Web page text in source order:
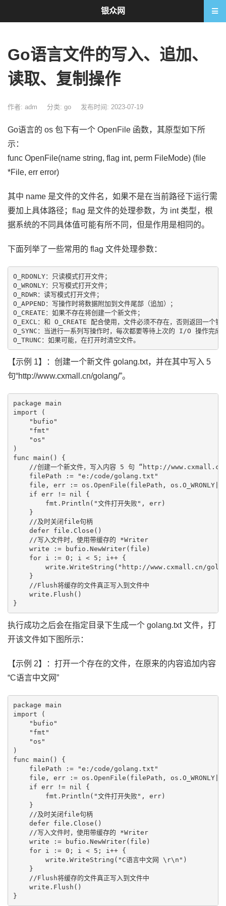
Go语言文件的写入、追加、
读取、复制操作
作者: adm 分类: go 发布时间: 2023-07-19
Go语言的 os 包下有一个 OpenFile 函数，其原型如下所
示：
func OpenFile(name string, flag int, perm FileMode) (file
*File, err error)
其中 name 是文件的文件名，如果不是在当前路径下运行需
要加上具体路径；flag 是文件的处理参数，为 int 类型，根
据系统的不同具体值可能有所不同，但是作用是相同的。
下面列举了一些常用的 flag 文件处理参数：
O_RDONLY：只读模式打开文件；
O_WRONLY：只写模式打开文件；
O_RDWR：读写模式打开文件；
O_APPEND：写操作时将数据附加到文件尾部（追加）；
O_CREATE：如果不存在将创建一个新文件；
O_EXCL：和 O_CREATE 配合使用，文件必须不存在，否则返回一个错
O_SYNC：当进行一系列写操作时，每次都要等待上次的 I/O 操作完成
【示例 1】：创建一个新文件 golang.txt，并在其中写入 5
句“http://www.cxmall.cn/golang/”。
package main
import (
    "bufio"
    "fmt"
    "os"
)
func main() {
//创建一个新文件，写入内容 5 句 “http://
    filePath := "e:/code/golang.txt"
file, err := os.OpenFile(filePath,
    if err != nil {
        fmt.Println("文件打开失败", err)
    }
    //及时关闭file句柄
    defer file.Close()
    //写入文件时，使用带缓存的 *Writer
    write := bufio.NewWriter(file)
    for i := 0; i < 5; i++ {
write.WriteString("http://www.cxmall.cn/
    }
    //Flush将缓存的文件真正写入到文件中
    write.Flush()
执行成功之后会在指定目录下生成一个 golang.txt 文件，打
开该文件如下图所示：
【示例 2】：打开一个存在的文件，在原来的内容追加内容
“C语言中文网”
package main
import (
    "bufio"
    "fmt"
    "os"
)
func main() {
    filePath := "e:/code/golang.txt"
file, err := os.OpenFile(filePath,
    if err != nil {
        fmt.Println("文件打开失败", err)
    }
    //及时关闭file句柄
    defer file.Close()
    //写入文件时，使用带缓存的 *Writer
    write := bufio.NewWriter(file)
    for i := 0; i < 5; i++ {
        write.WriteString("C语言中文网 \r\n")
    }
    //Flush将缓存的文件真正写入到文件中
    write.Flush()
银众网